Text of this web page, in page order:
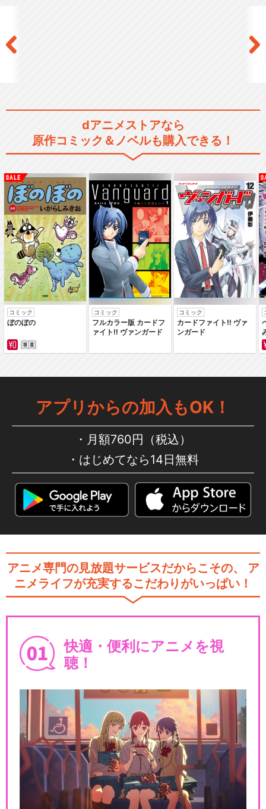
dアニメストアなら
原作コミック＆ノベルも購入できる！
コミック
ぼのぼの
コミック
フルカラー版 カードフ
ァイト‼ ヴァンガード
コミック
カードファイト‼ ヴァ
ンガード
アプリからの加入もOK！
月額760円（税込）
はじめてなら14日無料
アニメ専門の見放題サービスだからこその、
ア
ニメライフが充実するこだわりがいっぱい！
快適・便利にアニメを視
聴！